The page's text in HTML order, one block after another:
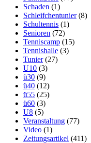
Schaden (1)
Schleifchentunier(8)
Schultennis (1)
Senioren (72)
Tenniscamp (15)
Tennishalle (3)
Tunier(27)
U10 (3)
ü30 (9)
ü40 (12)
ü55 (25)
ü60 (3)
U8 (5)
Veranstaltung (77)
Video (1)
Zeitungsartikel (411)